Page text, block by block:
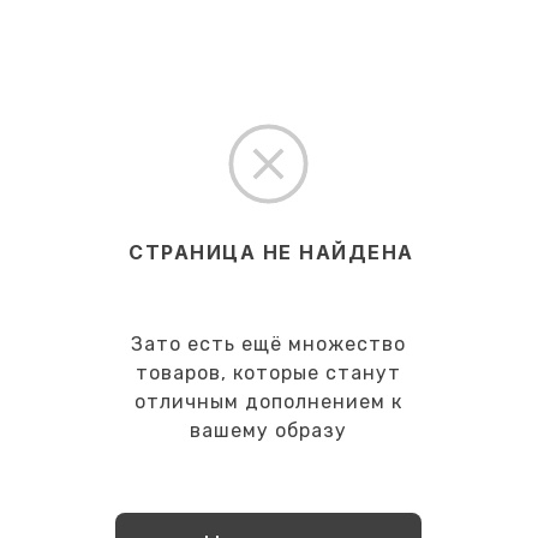
СТРАНИЦА НЕ НАЙДЕНА
Зато есть ещё множество
товаров, которые станут
отличным дополнением к
вашему образу